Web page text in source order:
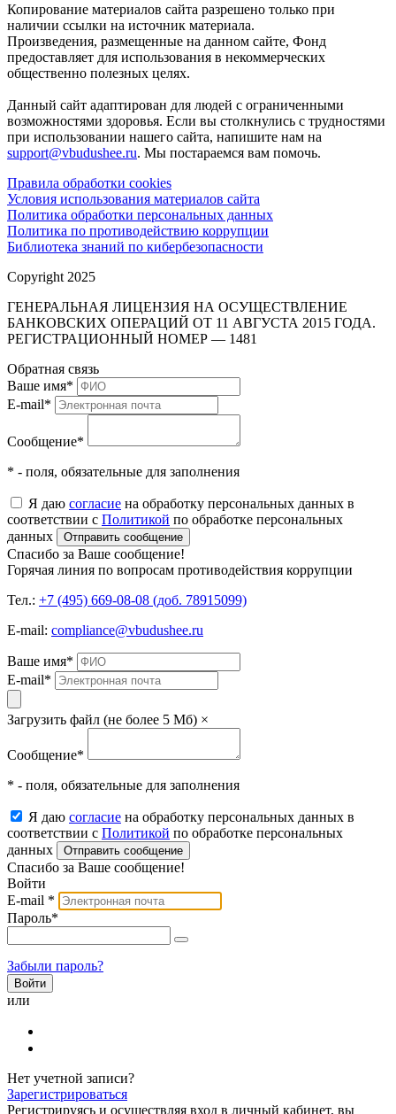
Копирование материалов сайта разрешено только при
наличии ссылки на источник материала.
Произведения, размещенные на данном сайте, Фонд
предоставляет для использования в некоммерческих
общественно полезных целях.
Данный сайт адаптирован для людей с ограниченными
возможностями здоровья. Если вы столкнулись с трудностями
при использовании нашего сайта, напишите нам на
support@vbudushee.ru. Мы постараемся вам помочь.
Правила обработки cookies
Условия использования материалов сайта
Политика обработки персональных данных
Политика по противодействию коррупции
Библиотека знаний по кибербезопасности
Copyright 2025
ГЕНЕРАЛЬНАЯ ЛИЦЕНЗИЯ НА ОСУЩЕСТВЛЕНИЕ
БАНКОВСКИХ ОПЕРАЦИЙ ОТ 11 АВГУСТА 2015 ГОДА.
РЕГИСТРАЦИОННЫЙ НОМЕР — 1481
Обратная связь
Ваше имя*
E-mail*
Сообщение*
* - поля, обязательные для заполнения
Я даю согласие на обработку персональных данных в
соответствии с Политикой по обработке персональных
данных
Отправить сообщение
Спасибо за Ваше сообщение!
Горячая линия по вопросам противодействия коррупции
Тел.: +7 (495) 669-08-08 (доб. 78915099)
E-mail: compliance@vbudushee.ru
Ваше имя*
E-mail*
Загрузить файл (не более 5 Мб) ×
Сообщение*
* - поля, обязательные для заполнения
Я даю согласие на обработку персональных данных в
соответствии с Политикой по обработке персональных
данных
Отправить сообщение
Спасибо за Ваше сообщение!
Войти
E-mail *
Пароль*
Забыли пароль?
или
Нет учетной записи?
Зарегистрироваться
Регистрируясь и осуществляя вход в личный кабинет, вы